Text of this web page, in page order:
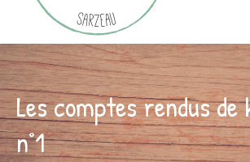
Les comptes rendus
n°1